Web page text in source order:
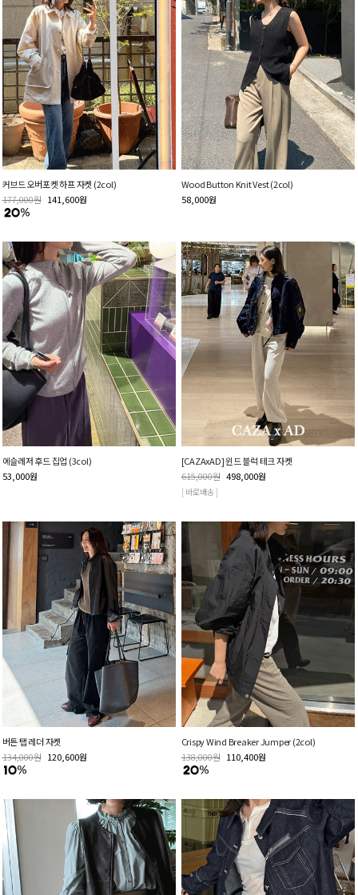
커브드 오버포켓 하프 자켓 (2col)
177,000원 141,600원
Wood Button Knit Vest (2col)
58,000원
에슬레저 후드 집업 (3col)
53,000원
[CAZAxAD] 윈드 블럭 테크 자켓
615,000원 498,000원
[ 바로배송 ]
버튼 탭 레더 자켓
134,000원 120,600원
Crispy Wind Breaker Jumper (2col)
138,000원 110,400원